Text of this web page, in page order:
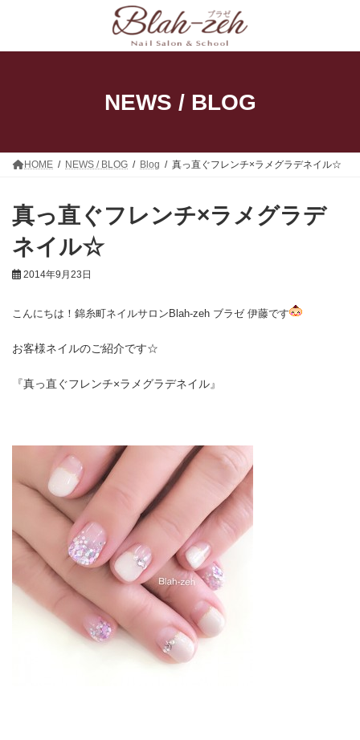
ン
ー
NEWS / BLOG
HOME NEWS / BLOG Blog 真っ直ぐフレンチ×ラメグラデネイル☆
真っ直ぐフレンチ×ラメグラデ
ネイル☆
2014年9月23日
こんにちは！錦糸町ネイルサロンBlah-zeh ブラゼ 伊藤です
お客様ネイルのご紹介です☆
『真っ直ぐフレンチ×ラメグラデネイル』